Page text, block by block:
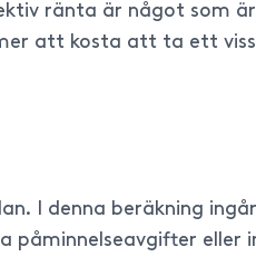
ränta är något som
att kosta att ta ett
I denna beräkning
påminnelseavgifter eller